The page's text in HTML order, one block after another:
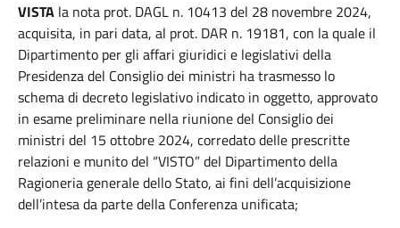
VISTA la nota prot. DAGL n. 10413 del 28 novembre 2024,
acquisita, in pari data, al prot. DAR n. 19181, con la quale il
Dipartimento per gli affari giuridici e legislativi della
Presidenza del Consiglio dei ministri ha trasmesso lo
schema di decreto legislativo indicato in oggetto, approvato
in esame preliminare nella riunione del Consiglio dei
ministri del 15 ottobre 2024, corredato delle prescritte
relazioni e munito del “VISTO” del Dipartimento della
Ragioneria generale dello Stato, ai fini dell’acquisizione
dell’intesa da parte della Conferenza unificata;